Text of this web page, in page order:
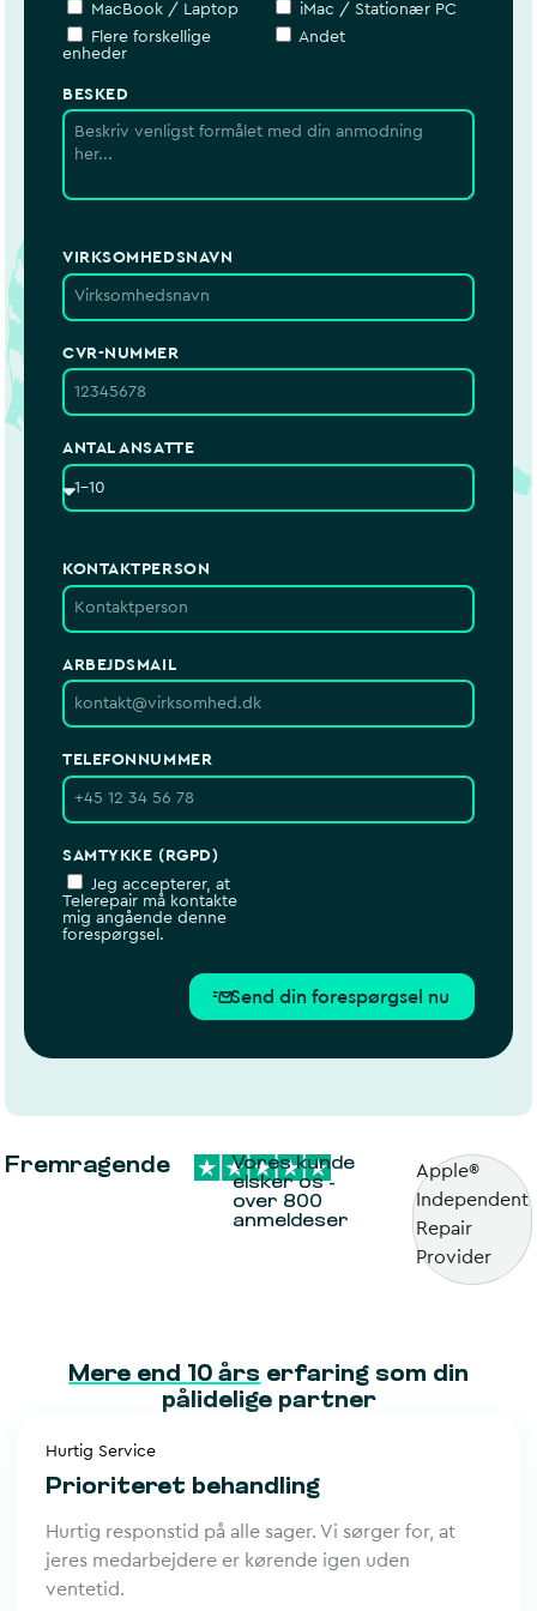
MacBook / Laptop
iMac / Stationær PC
Flere forskellige
enheder
Andet
BESKED
VIRKSOMHEDSNAVN
CVR-NUMMER
ANTAL ANSATTE
KONTAKTPERSON
ARBEJDSMAIL
TELEFONNUMMER
SAMTYKKE (RGPD)
Jeg accepterer, at
Telerepair må kontakte
mig angående denne
forespørgsel.
Send din forespørgsel nu
Fremragende
Vores kunde
elsker os -
over 800
anmeldeser​
Apple®
Independent
Repair
Provider
Mere end 10 års erfaring som din
pålidelige partner
Hurtig Service
Prioriteret behandling
Hurtig responstid på alle sager. Vi sørger for, at
jeres medarbejdere er kørende igen uden
ventetid.